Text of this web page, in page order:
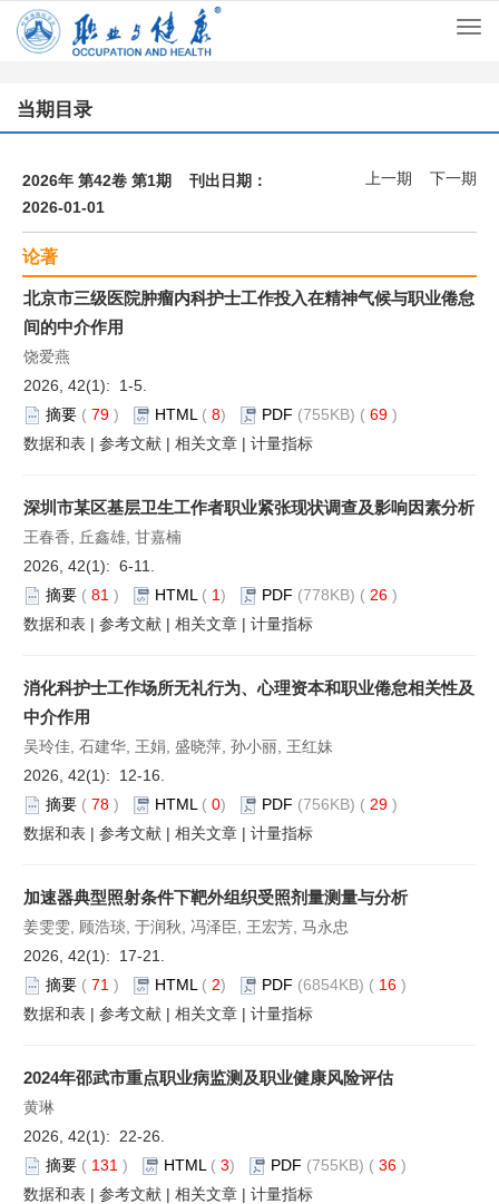
当期目录
2026年 第42卷 第1期 刊出日期：
2026-01-01
上一期 下一期
论著
北京市三级医院肿瘤内科护士工作投入在精神气候与职业倦怠
间的中介作用
饶爱燕
2026, 42(1): 1-5.
摘要 ( 79 ) HTML ( 8) PDF (755KB) ( 69 )
数据和表 | 参考文献 | 相关文章 | 计量指标
深圳市某区基层卫生工作者职业紧张现状调查及影响因素分析
王春香, 丘鑫雄, 甘嘉楠
2026, 42(1): 6-11.
摘要 ( 81 ) HTML ( 1) PDF (778KB) ( 26 )
数据和表 | 参考文献 | 相关文章 | 计量指标
消化科护士工作场所无礼行为、心理资本和职业倦怠相关性及
中介作用
吴玲佳, 石建华, 王娟, 盛晓萍, 孙小丽, 王红妹
2026, 42(1): 12-16.
摘要 ( 78 ) HTML ( 0) PDF (756KB) ( 29 )
数据和表 | 参考文献 | 相关文章 | 计量指标
加速器典型照射条件下靶外组织受照剂量测量与分析
姜雯雯, 顾浩琰, 于润秋, 冯泽臣, 王宏芳, 马永忠
2026, 42(1): 17-21.
摘要 ( 71 ) HTML ( 2) PDF (6854KB) ( 16 )
数据和表 | 参考文献 | 相关文章 | 计量指标
2024年邵武市重点职业病监测及职业健康风险评估
黄琳
2026, 42(1): 22-26.
摘要 ( 131 ) HTML ( 3) PDF (755KB) ( 36 )
数据和表 | 参考文献 | 相关文章 | 计量指标